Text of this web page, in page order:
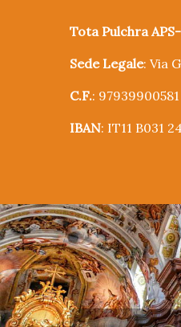
Tota Pulchra
Sede Legale: Via
C.F.: 97939900581
IBAN: IT11 B031